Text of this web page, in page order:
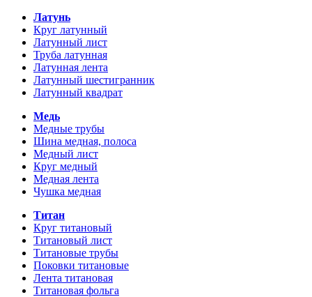
Латунь
Круг латунный
Латунный лист
Труба латунная
Латунная лента
Латунный шестигранник
Латунный квадрат
Медь
Медные трубы
Шина медная, полоса
Медный лист
Круг медный
Медная лента
Чушка медная
Титан
Круг титановый
Титановый лист
Титановые трубы
Поковки титановые
Лента титановая
Титановая фольга